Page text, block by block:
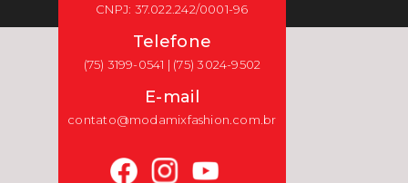
CNPJ: 37.022.242/0001-96
Telefone
(75) 3199-0541 | (75) 3024-9502
E-mail
contato@modamixfashion.com.br